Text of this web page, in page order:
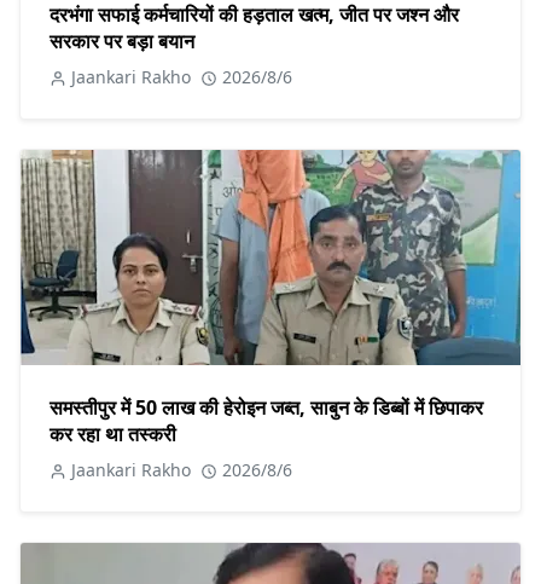
दरभंगा सफाई कर्मचारियों की हड़ताल खत्म, जीत पर जश्न और
सरकार पर बड़ा बयान
Jaankari Rakho 2026/8/6
समस्तीपुर में 50 लाख की हेरोइन जब्त, साबुन के डिब्बों में छिपाकर
कर रहा था तस्करी
Jaankari Rakho 2026/8/6